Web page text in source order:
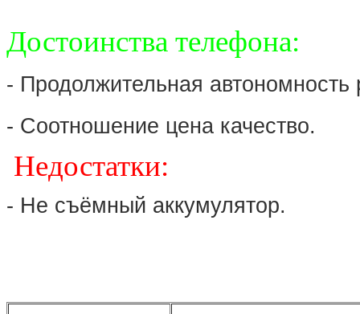
Достоинства телефона:
- Продолжительная автономность
- Соотношение цена качество.
Недостатки:
- Не съёмный аккумулятор.